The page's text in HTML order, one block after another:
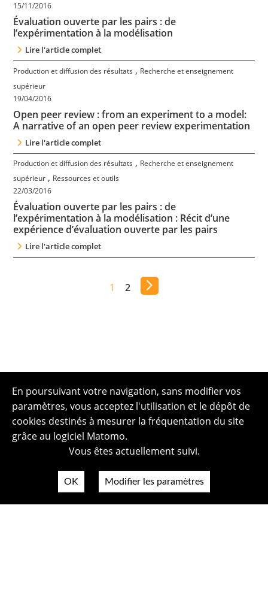
15/11/2016
Évaluation ouverte par les pairs : de
l’expérimentation à la modélisation
Lire l'article complet
Production et diffusion des résultats , Recherche et enseignement
supérieur
19/04/2016
Open peer review : from an experiment to a model:
A narrative of an open peer review experimentation
Lire l'article complet
Production et diffusion des résultats , Recherche et enseignement
supérieur , Ressources et outils
22/03/2016
Évaluation ouverte par les pairs : de
l’expérimentation à la modélisation : Récit d’une
expérience d’évaluation ouverte par les pairs
Lire l'article complet
1 2
En poursuivant votre navigation, sans modifier vos
paramètres, vous acceptez l'utilisation et le dépôt de
cookies destinés à mesurer la fréquentation du site
grâce au logiciel Matomo.
Vous êtes actuellement suivi.
OK Modifier les paramètres